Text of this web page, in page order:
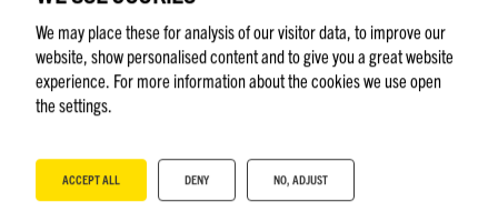
Anna Bråkenhielm uttrycker hellre en åsikt än
We may place these for analysis of our visitor data, to improve our
website, show personalised content and to give you a great website
experience. For more information about the cookies we use open
the settings.
ACCEPT ALL DENY NO, ADJUST